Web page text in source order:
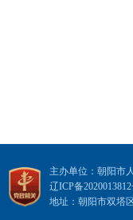
主办单位：朝阳市
辽ICP备
地址：朝阳市双塔